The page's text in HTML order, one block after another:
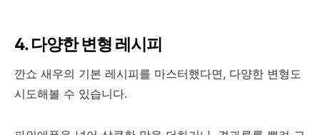
4. 다양한 변형 레시피
깐쇼 새우의 기본 레시피를 마스터했다면, 다양한 변형도
시도해볼 수 있습니다.